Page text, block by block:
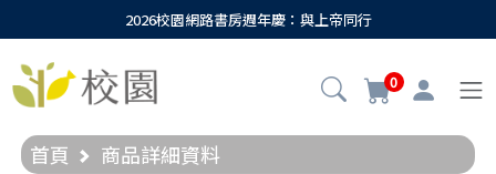
2026校園網路書房週年慶：與上帝同行
0
首頁 商品詳細資料